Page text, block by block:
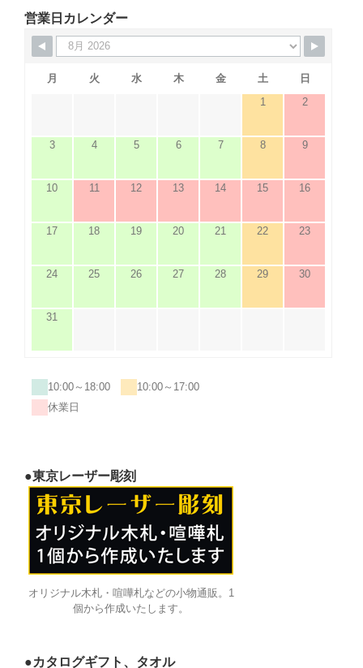
営業日カレンダー
月 火 水 木 金 土
日
1
2
3 4 5 6 7 8 9
10 11 12 13 14 15 16
17 18 19 20 21 22 23
24 25 26 27 28 29 30
31
10:00～18:00
10:00～17:00
休業日
●東京レーザー彫刻
オリジナル木札・喧嘩札などの小物通販。1
個から作成いたします。
●カタログギフト、タオル